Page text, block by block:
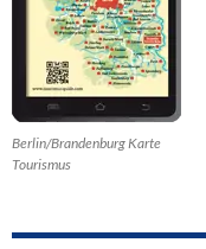
Berlin/Brandenburg Karte
Tourismus